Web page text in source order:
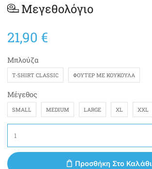
Μεγεθολόγιο
21,90 €
Μπλούζα
T-SHIRT CLASSIC ΦΟΎΤΕΡ ΜΕ ΚΟΥΚΟΎΛΑ
Μέγεθος
SMALL MEDIUM LARGE XL XXL
Προσθήκη Στο Καλάθι